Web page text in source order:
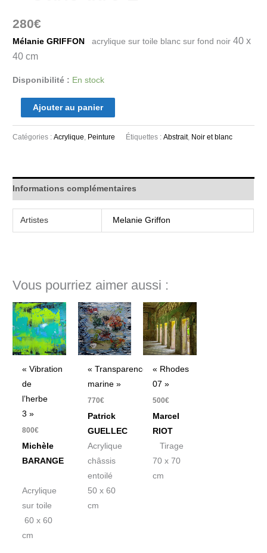
280€
Mélanie GRIFFON acrylique sur toile blanc sur fond noir 40 x
40 cm
Disponibilité : En stock
Ajouter au panier
Catégories :Acrylique Peinture Étiquettes :Abstrait, Noir et blanc
Informations complémentaires
Artistes Melanie Griffon
Vous pourriez aimer aussi :
« Vibration
de
l’herbe
3 »
800€
Michèle
BARANGE
Acrylique
sur toile
60 x 60
cm
« Transparence
marine »
770€
Patrick
GUELLEC
Acrylique
châssis
entoilé
50 x 60
cm
« Rhodes
07 »
500€
Marcel
RIOT
Tirage
70 x 70
cm